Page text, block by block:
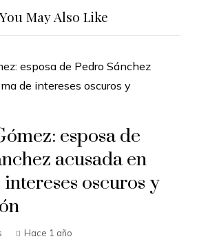
You May Also Like
esposa de
acusada en
oscuros y
Hace 1 año